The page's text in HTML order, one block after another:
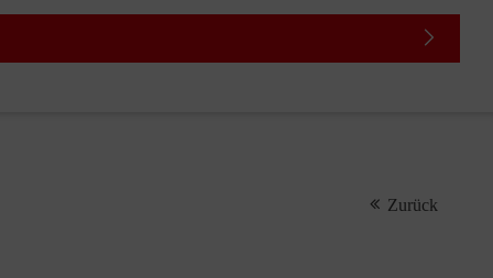
Zurück